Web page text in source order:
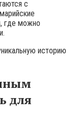
с
где можно
историю
для